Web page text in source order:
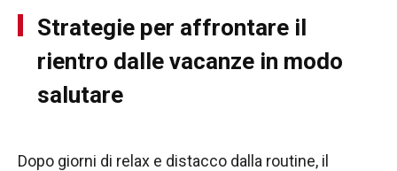
Strategie per affrontare il
rientro dalle vacanze in modo
salutare
Dopo giorni di relax e distacco dalla routine, il